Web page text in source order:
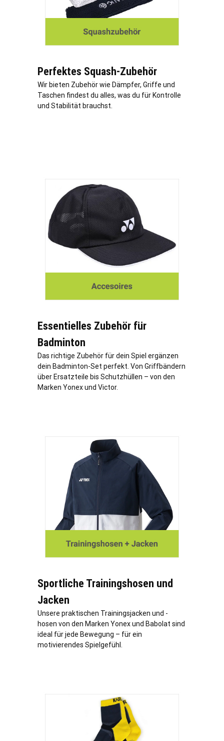
Perfektes Squash-Zubehör
Wir bieten Zubehör wie Dämpfer, Griffe und
Taschen findest du alles, was du für Kontrolle
und Stabilität brauchst.
Essentielles Zubehör für
Badminton
Das richtige Zubehör für dein Spiel ergänzen
dein Badminton-Set perfekt. Von Griffbändern
über Ersatzteile bis Schutzhüllen – von den
Marken Yonex und Victor.
Sportliche Trainingshosen und
Jacken
Unsere praktischen Trainingsjacken und -
hosen von den Marken Yonex und Babolat sind
ideal für jede Bewegung – für ein
motivierendes Spielgefühl.